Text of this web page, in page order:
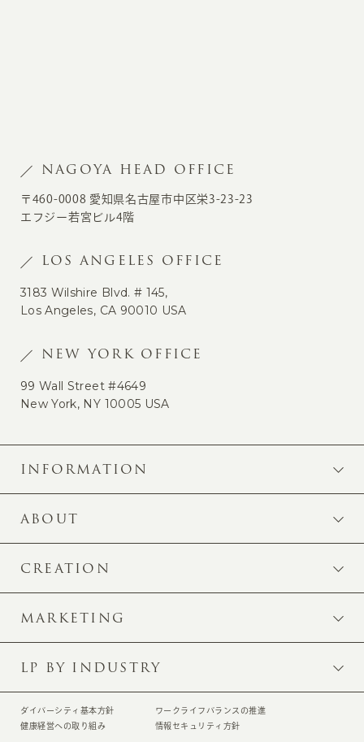
NAGOYA HEAD OFFICE
〒460-0008 愛知県名古屋市中区栄3-23-23
エフジー若宮ビル4階
LOS ANGELES OFFICE
3183 Wilshire Blvd. # 145,
Los Angeles, CA 90010 USA
NEW YORK OFFICE
99 Wall Street #4649
New York, NY 10005 USA
INFORMATION
ABOUT
CREATION
MARKETING
LP BY INDUSTRY
ダイバーシティ基本方針
ワークライフバランスの推進
健康経営への取り組み
情報セキュリティ方針